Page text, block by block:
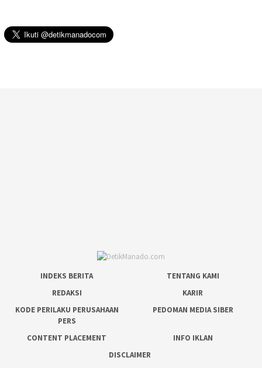
INDEKS BERITA
TENTANG KAMI
REDAKSI
KARIR
KODE PERILAKU PERUSAHAAN
PERS
PEDOMAN MEDIA SIBER
CONTENT PLACEMENT
INFO IKLAN
DISCLAIMER